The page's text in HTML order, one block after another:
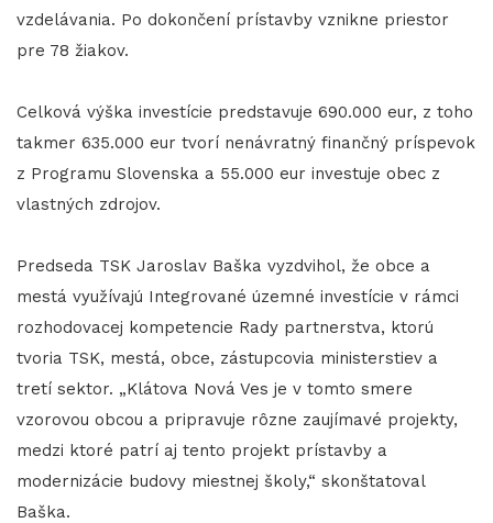
vzdelávania. Po dokončení prístavby vznikne priestor
pre 78 žiakov.
Celková výška investície predstavuje 690.000 eur, z toho
takmer 635.000 eur tvorí nenávratný finančný príspevok
z Programu Slovenska a 55.000 eur investuje obec z
vlastných zdrojov.
​​​​​​​Predseda TSK Jaroslav Baška vyzdvihol, že obce a
mestá využívajú Integrované územné investície v rámci
rozhodovacej kompetencie Rady partnerstva, ktorú
tvoria TSK, mestá, obce, zástupcovia ministerstiev a
tretí sektor. „Klátova Nová Ves je v tomto smere
vzorovou obcou a pripravuje rôzne zaujímavé projekty,
medzi ktoré patrí aj tento projekt prístavby a
modernizácie budovy miestnej školy,“ skonštatoval
Baška.